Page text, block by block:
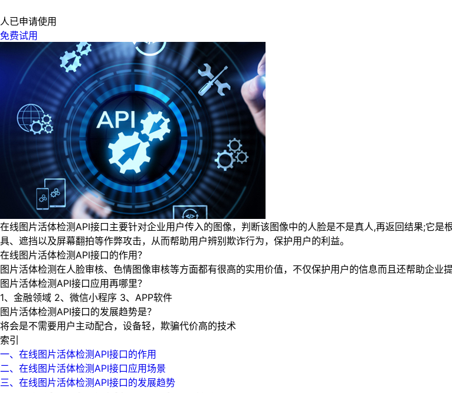
人已申请使用
免费试用
在线图片活体检测API接口主要针对企业用户传入的图像，判断该图像中的人脸是不是真人,再返回结果;它
具、遮挡以及屏幕翻拍等作弊攻击，从而帮助用户辨别欺诈行为，保护用户的利益。
在线图片活体检测API接口的作用？
图片活体检测在人脸审核、色情图像审核等方面都有很高的实用价值，不仅保护用户的信息而且还帮助企业
图片活体检测API接口应用再哪里？
1、金融领域 2、微信小程序 3、APP软件
图片活体检测API接口的发展趋势是？
将会是不需要用户主动配合，设备轻，欺骗代价高的技术
索引
一、在线图片活体检测API接口的作用
二、在线图片活体检测API接口应用场景
三、在线图片活体检测API接口的发展趋势